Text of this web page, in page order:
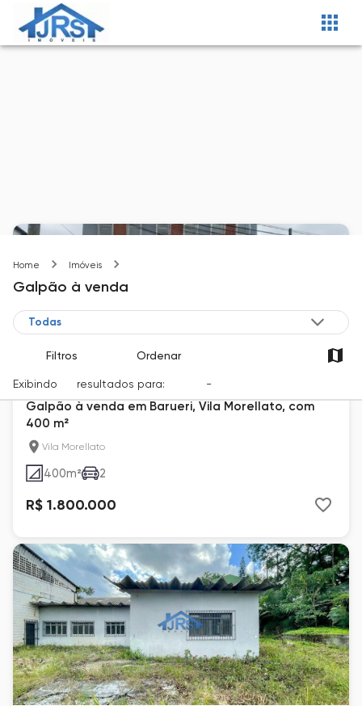
Home Imóveis
Galpão à venda
Filtros Ordenar
Exibindo resultados para: -
Galpão à venda em Barueri, Vila Morellato, com
400 m²
Vila Morellato
400m² 2
R$ 1.800.000